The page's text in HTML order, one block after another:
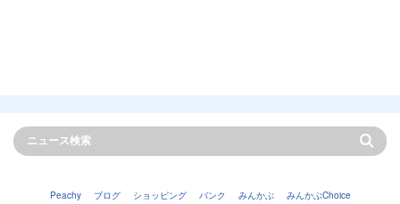
Peachy ブログ ショッピング バンク みんかぶ みんかぶChoice